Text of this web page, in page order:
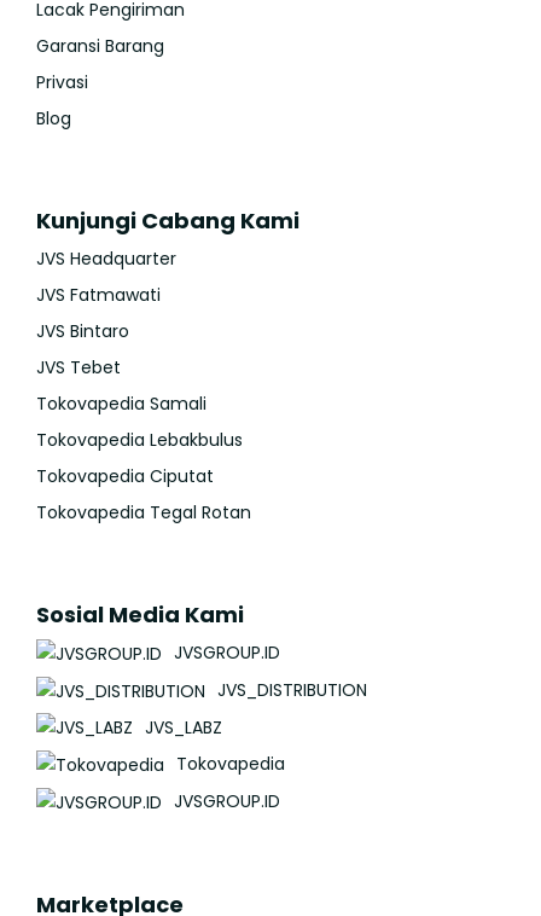
Lacak Pengiriman
Garansi Barang
Privasi
Blog
Kunjungi Cabang Kami
JVS Headquarter
JVS Fatmawati
JVS Bintaro
JVS Tebet
Tokovapedia Samali
Tokovapedia Lebakbulus
Tokovapedia Ciputat
Tokovapedia Tegal Rotan
Sosial Media Kami
JVSGROUP.ID
JVS_DISTRIBUTION
JVS_LABZ
Tokovapedia
JVSGROUP.ID
Marketplace